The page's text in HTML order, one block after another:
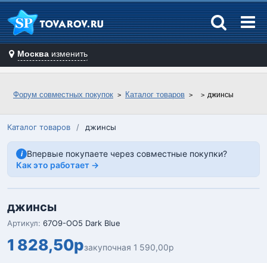
Москва изменить
Форум совместных покупок Каталог товаров джинcы
Каталог товаров / джинcы
i Впервые покупаете через совместные покупки?
Как это работает →
джинcы
Артикул: 67О9-ОО5 Dark Blue
1 828,50рзакупочная 1 590,00р